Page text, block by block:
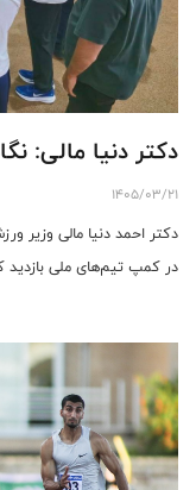
دکتر دنیا مالی:
1405/03/21
دکتر احمد دنیا مالی وزیر
در کمپ تیم‌های ملی بازدید